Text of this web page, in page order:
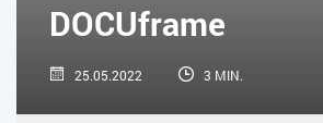
DOCUframe
25.05.2022 3 MIN.